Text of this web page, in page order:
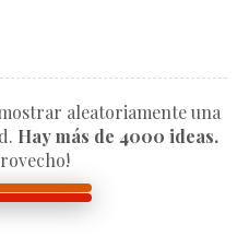
aleatoriamente una
Hay más de 4000 ideas.